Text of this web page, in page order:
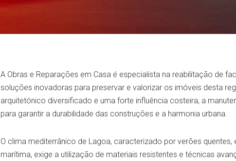
A Obras e Reparações em Casa é especialista na reabilitação de
soluções inovadoras para preservar e valorizar os imóveis desta
arquitetónico diversificado e uma forte influência costeira, a
para garantir a durabilidade das construções e a harmonia urbana.
O clima mediterrânico de Lagoa, caracterizado por verões
marítima, exige a utilização de materiais resistentes e técnicas